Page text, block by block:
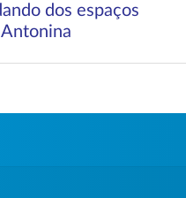
dos espaços